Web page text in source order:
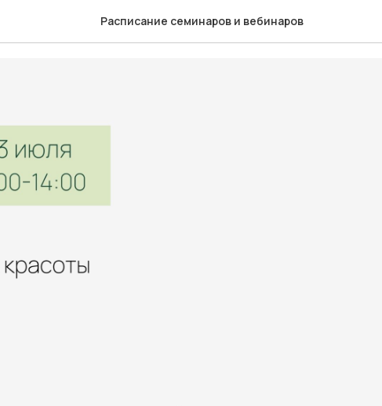
Расписание семинаров и вебинаров